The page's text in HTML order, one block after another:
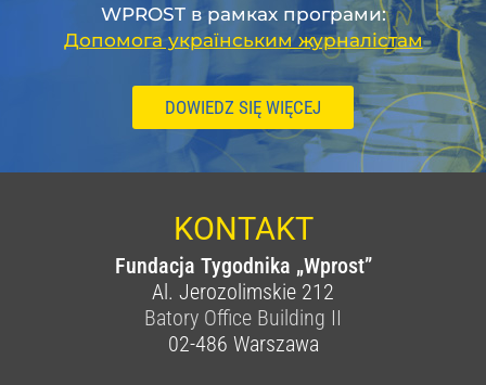
WPROST в рамках програми:
Допомога українським журналістам
DOWIEDZ SIĘ WIĘCEJ
KONTAKT
Fundacja Tygodnika „Wprost”
Al. Jerozolimskie 212
Batory Office Building II
02-486 Warszawa